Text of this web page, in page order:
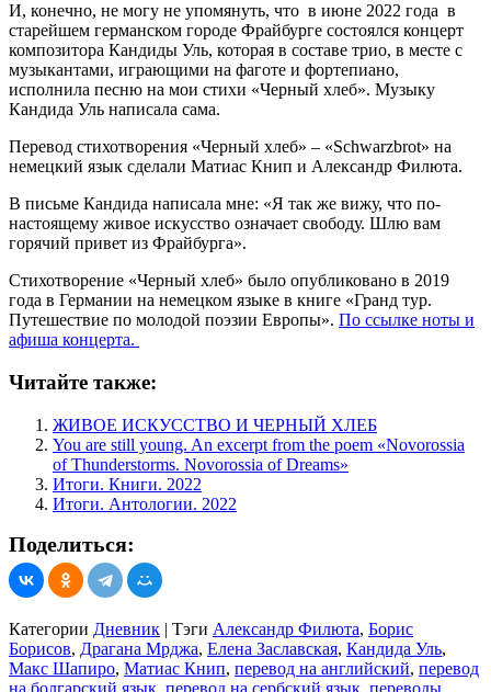
И, конечно, не могу не упомянуть, что в июне 2022 года в
старейшем германском городе Фрайбурге состоялся концерт
композитора Кандиды Уль, которая в составе трио, в месте с
музыкантами, играющими на фаготе и фортепиано,
исполнила песню на мои стихи «Черный хлеб». Музыку
Кандида Уль написала сама.
Перевод стихотворения «Черный хлеб» – «Schwarzbrot» на
немецкий язык сделали Матиас Книп и Александр Филюта.
В письме Кандида написала мне: «Я так же вижу, что по-
настоящему живое искусство означает свободу. Шлю вам
горячий привет из Фрайбурга».
Стихотворение «Черный хлеб» было опубликовано в 2019
года в Германии на немецком языке в книге «Гранд тур.
Путешествие по молодой поэзии Европы». По ссылке ноты и
афиша концерта.
Читайте также:
ЖИВОЕ ИСКУССТВО И ЧЕРНЫЙ ХЛЕБ
You are still young. An excerpt from the poem «Novorossia
of Thunderstorms. Novorossia of Dreams»
Итоги. Книги. 2022
Итоги. Антологии. 2022
Поделиться:
Категории Дневник | Тэги Александр Филюта, Борис
Борисов, Драгана Мрджа, Елена Заславская, Кандида Уль,
Макс Шапиро, Матиас Книп, перевод на английский, перевод
на болгарский язык перевод на сербский язык переводы